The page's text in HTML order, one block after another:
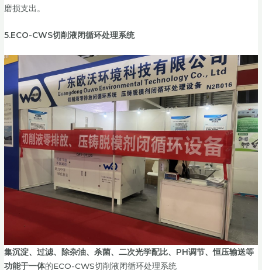
磨损支出。
5.ECO-CWS切削液闭循环处理系统
集沉淀、过滤、除杂油、杀菌、二次光学配比、PH调节、恒压输送等
功能于一体的ECO-CWS切削液闭循环处理系统